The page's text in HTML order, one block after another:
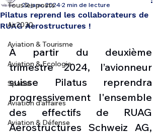
Tous les posts
Air2030
Aviation & Tourisme
Aviation & Ecologie
Spatial
Aviation d'affaires
Aviation & Défense
Pilatus reprend les collaborateurs de
RUAG Aerostructures !
22 janv. 2024 2 min de lecture
À partir du deuxième
trimestre 2024, l’avionneur
suisse Pilatus reprendra
progressivement l'ensemble
des effectifs de RUAG
Aerostructures Schweiz AG,